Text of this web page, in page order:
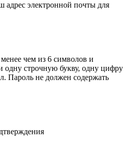
адрес электронной почты для
чем из 6 символов и
одну строчную букву, одну цифру
Пароль не должен содержать